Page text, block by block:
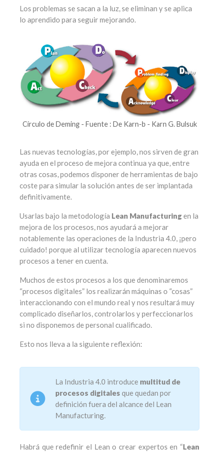
Los problemas se sacan a la luz, se eliminan y se aplica
lo aprendido para seguir mejorando.
Círculo de Deming - Fuente : De Karn-b - Karn G. Bulsuk
Las nuevas tecnologías, por ejemplo, nos sirven de gran
ayuda en el proceso de mejora continua ya que, entre
otras cosas, podemos disponer de herramientas de bajo
coste para simular la solución antes de ser implantada
definitivamente.
Usarlas bajo la metodología Lean Manufacturingen la
mejora de los procesos, nos ayudará a mejorar
notablemente las operaciones de la Industria 4.0, ¡pero
cuidado! porque al utilizar tecnología aparecen nuevos
procesos a tener en cuenta.
Muchos de estos procesos a los que denominaremos
“procesos digitales” los realizarán máquinas o “cosas”
interaccionando con el mundo real y nos resultará muy
complicado diseñarlos, controlarlos y perfeccionarlos
si no disponemos de personal cualificado.
Esto nos lleva a la siguiente reflexión:
La Industria 4.0 introduce multitud de
procesos digitales que quedan por
definición fuera del alcance del Lean
Manufacturing.
Habrá que redefinir el Lean o crear expertos en “Lean